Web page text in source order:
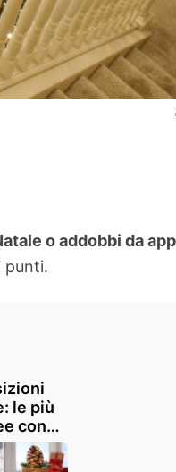
o addobbi da
punti.
le più
con
pigne e